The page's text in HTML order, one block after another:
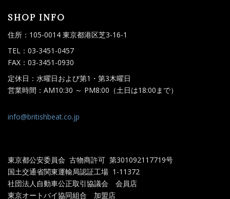
SHOP INFO
住所：105-0014 東京都港区芝3-16-1
TEL：03-3451-0457
FAX：03-3451-0930
定休日：水曜日および第1・第3木曜日
営業時間：AM10:30 ～ PM8:00（土日は18:00まで）
info@britishbeat.co.jp
東京都公安委員会 古物商許可 第301092117719号
国土交通省関東運輸局認証工場 1-11372
社団法人自動車公正取引協議会 会員店
東京オートバイ協同組合 加盟店